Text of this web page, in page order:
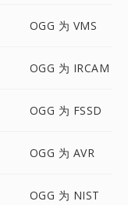
OGG 为 VMS
OGG 为 IRCAM
OGG 为 FSSD
OGG 为 AVR
OGG 为 NIST